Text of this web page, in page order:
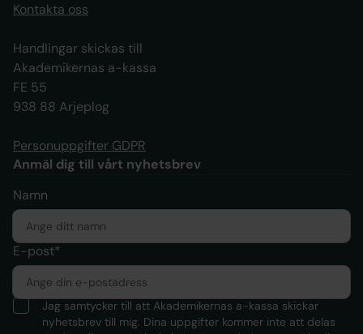
Kontakta oss
Handlingar skickas till
Akademikernas a-kassa
FE 55
938 88 Arjeplog
Personuppgifter GDPR
Anmäl dig till vårt nyhetsbrev
Namn
E-post*
Jag samtycker till att Akademikernas a-kassa skickar
nyhetsbrev till mig. Dina uppgifter kommer inte att delas